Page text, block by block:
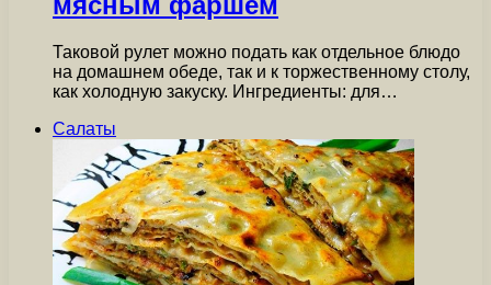
Таковой рулет можно подать как отдельное блюдо
на домашнем обеде, так и к торжественному столу,
как холодную закуску. Ингредиенты: для…
Салаты